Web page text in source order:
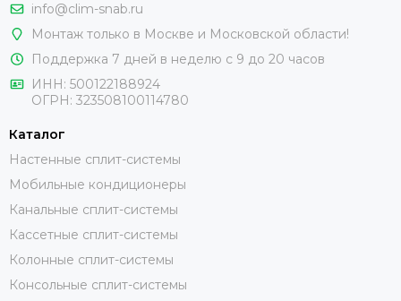
info@clim-snab.ru
Монтаж только в Москве и Московской области!
Поддержка 7 дней в неделю с 9 до 20 часов
ИНН: 500122188924
ОГРН: 323508100114780
Каталог
Настенные сплит-системы
Мобильные кондиционеры
Канальные сплит-системы
Кассетные сплит-системы
Колонные сплит-системы
Консольные сплит-системы